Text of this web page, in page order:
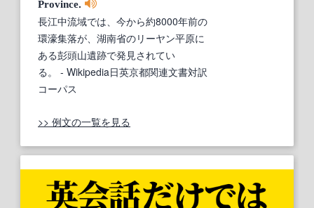
Province.
長江中流域では、今から約8000年前の
環濠集落が、湖南省のリーヤン平原に
ある彭頭山遺跡で発見されてい
る。
- Wikipedia日英京都関連文書対訳
コーパス
>> 例文の一覧を見る